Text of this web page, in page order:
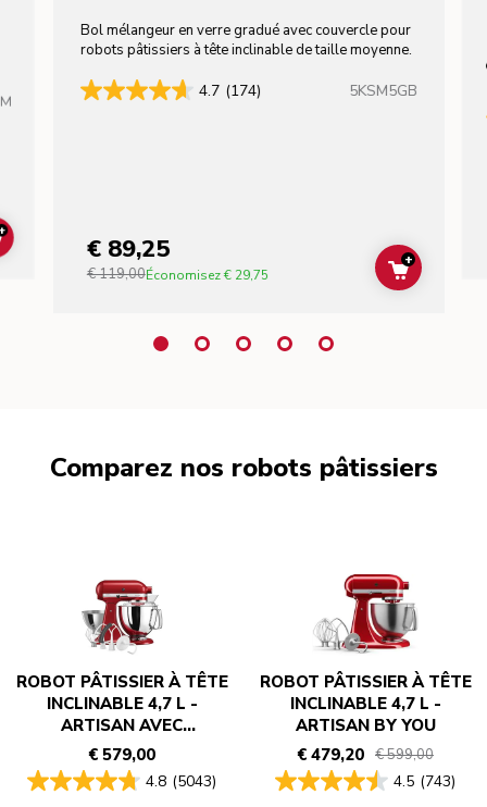
ADD TO CART
Bol mélangeur en verre gradué avec couvercle pour
robots pâtissiers à tête inclinable de taille moyenne.
4.7 (174) 5KSM5GB
€ 89,25
€ 119,00Économisez€ 29,75 ADD TO
+
Comparez nos robots pâtissiers
ROBOT PÂTISSIER À TÊTE
INCLINABLE 4,7 L -
ARTISAN AVEC
ACCESSOIRES
€ 579,00
4.8 (5043)
ROBOT PÂTISSIER À TÊTE
INCLINABLE 4,7 L -
ARTISAN BY YOU
€ 479,20 € 599,00
4.5 (743)